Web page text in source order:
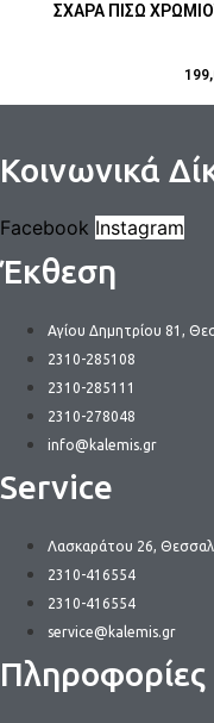
ΣΧΑΡΑ ΠΙΣΩ
Κοινωνικά
Facebook Instagram
Έκθεση
Αγίου Δημητρίου 81,
2310-285108
2310-285111
2310-278048
info@kalemis.gr
Service
Λασκαράτου 26,
2310-416554
2310-416554
service@kalemis.gr
Πληροφορίες